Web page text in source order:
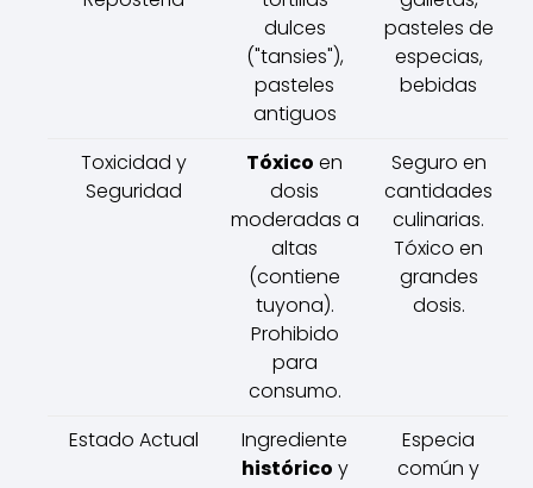
dulces
("tansies"),
pasteles
antiguos
pasteles de
especias,
bebidas
Toxicidad y
Seguridad
Tóxico en
dosis
moderadas a
altas
(contiene
tuyona).
Prohibido
para
consumo.
Seguro en
cantidades
culinarias.
Tóxico en
grandes
dosis.
Estado Actual
Ingrediente
histórico y
Especia
común y